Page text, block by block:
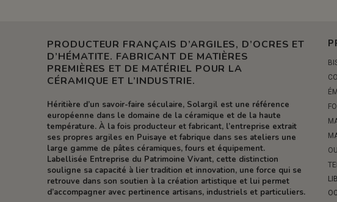
PRODUCTEUR FRANÇAIS D’ARGILES, D’OCRES ET
D’HÉMATITE. FABRICANT DE MATIÈRES
PREMIÈRES ET DE MATÉRIEL POUR LA
CÉRAMIQUE ET L’INDUSTRIE.
Héritière d’un savoir-faire séculaire, Solargil est une référence
européenne dans le domaine de la céramique et de la haute
température. À la fois producteur et fabricant, l’entreprise extrait
ses propres argiles en Puisaye et fabrique dans ses ateliers une
large gamme de pâtes céramiques, fours et équipement.
Labellisée Entreprise du Patrimoine Vivant, cette distinction
souligne sa capacité à lier tradition et innovation, une force qui se
retrouve dans son soutien à la création artistique et lui permet
d’accompagner avec pertinence artisans, industriels et particuliers.